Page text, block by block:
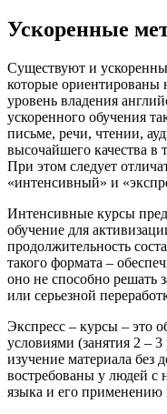
Ускоренные
Существуют и
которые ориентированы
уровень владения
ускоренного обучения
письме, речи, чтении,
высочайшего качества в
При этом следует
«интенсивный» и
Интенсивные курсы
обучение для
продолжительность
такого формата –
оно не способно решать
или серьезной
Экспресс – курсы – это
условиями (занятия 2 –
изучение материала без
востребованы у людей
языка и его применению